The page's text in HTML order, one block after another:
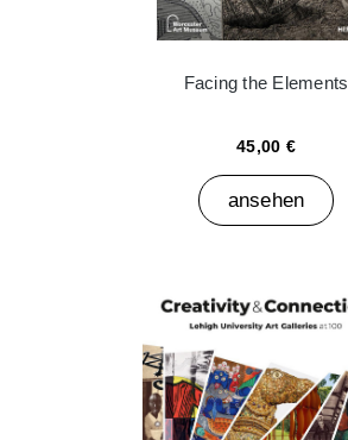
Facing the Elements
45,00 €
ansehen